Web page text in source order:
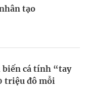
tạo
biến cá tính “tay
triệu đô mỗi
tham vọng lật
vệ sức khỏe
chất riêng